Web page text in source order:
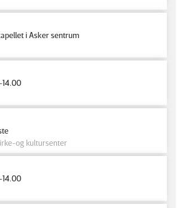
i Asker sentrum
14.00
og kultursenter
14.00